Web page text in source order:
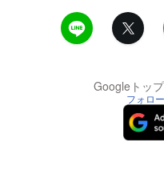
Googleトッ
フォロ